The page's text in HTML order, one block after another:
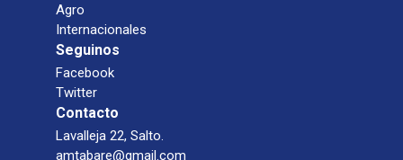
Agro
Internacionales
Seguinos
Facebook
Twitter
Contacto
Lavalleja 22, Salto.
amtabare@gmail.com